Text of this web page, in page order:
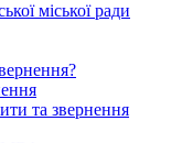
міської ради
та звернення